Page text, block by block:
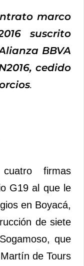
marco
suscrito
BBVA
cedido
.
firmas
G19 al que le
en Boyacá,
de siete
que
de Tours